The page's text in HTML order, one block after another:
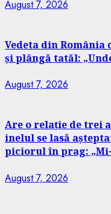
August 7, 2026
Vedeta din România
și plângă tatăl:
August 7, 2026
Are o relație de trei
inelul se lasă
piciorul în prag:
August 7, 2026